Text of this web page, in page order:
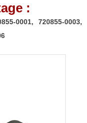
:
0001, 720855-0003,